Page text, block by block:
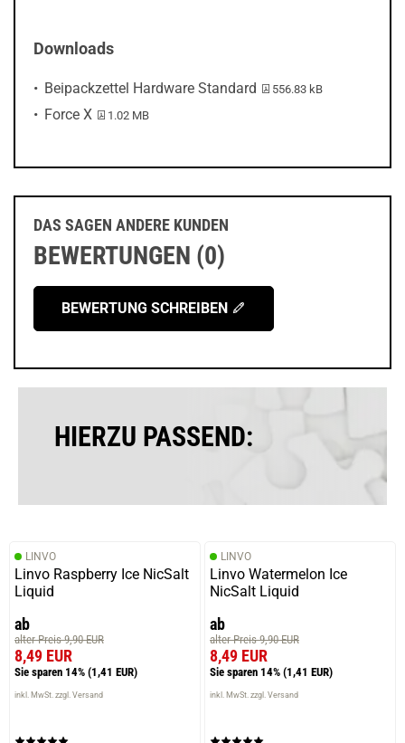
prev
Downloads
Beipackzettel Hardware Standard PDF-Datei:
556.83 kB
Force X PDF-Datei:
1.02 MB
DAS SAGEN ANDERE KUNDEN
BEWERTUNGEN (0)
BEWERTUNG SCHREIBEN
HIERZU PASSEND:
LINVO
Linvo Raspberry Ice NicSalt
Liquid
ab
alter Preis 9,90 EUR
8,49 EUR
Sie sparen 14% (1,41 EUR)
inkl. MwSt. zzgl. Versand
LINVO
Linvo Watermelon Ice
NicSalt Liquid
ab
alter Preis 9,90 EUR
8,49 EUR
Sie sparen 14% (1,41 EUR)
inkl. MwSt. zzgl. Versand